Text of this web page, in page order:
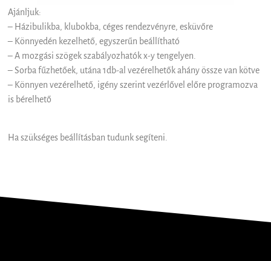
Ajánljuk:
– Házibulikba, klubokba, céges rendezvényre, esküvőre
– Könnyedén kezelhető, egyszerűn beállítható
– A mozgási szögek szabályozhatók x-y tengelyen.
– Sorba fűzhetőek, utána 1db-al vezérelhetők ahány össze van kötve
– Könnyen vezérelhető, igény szerint vezérlővel előre programozva
is bérelhető
Ha szükséges beállításban tudunk segíteni.